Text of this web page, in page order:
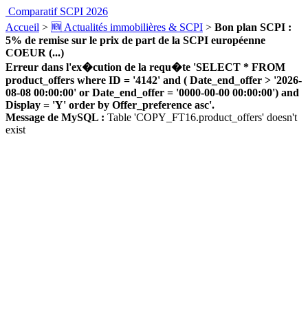
Comparatif SCPI 2026
Accueil > 🆕 Actualités immobilières & SCPI > Bon plan SCPI :
5% de remise sur le prix de part de la SCPI européenne
COEUR (...)
Erreur dans l'ex�cution de la requ�te 'SELECT * FROM
product_offers where ID = '4142' and ( Date_end_offer > '2026-
08-08 00:00:00' or Date_end_offer = '0000-00-00 00:00:00') and
Display = 'Y' order by Offer_preference asc'.
Message de MySQL : Table 'COPY_FT16.product_offers' doesn't
exist